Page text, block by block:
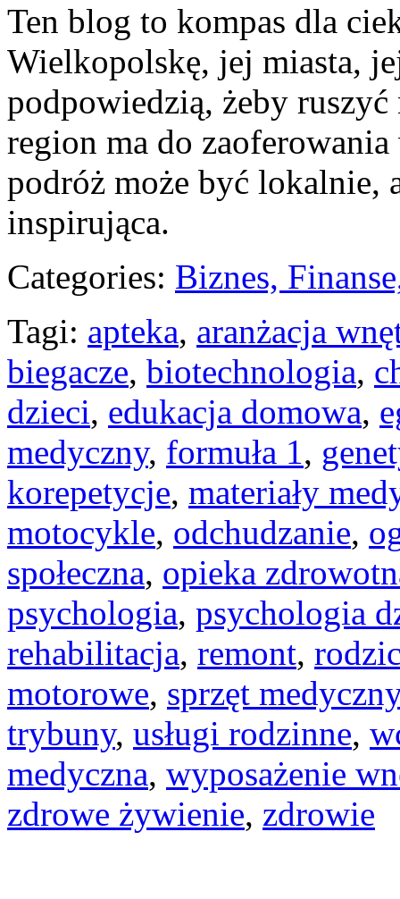
Ten blog to kompas dla
Wielkopolskę, jej miasta,
podpowiedzią, żeby
region ma do
podróż może być lokalnie,
inspirująca.
Categories: Biznes,
Tagi: apteka, aranżacja
biegacze, biotechnologia,
dzieci, edukacja domowa,
medyczny, formuła 1,
korepetycje, materiały
motocykle, odchudzanie,
społeczna, opieka
psychologia, psychologia
rehabilitacja, remont,
motorowe, sprzęt medyczny
trybuny, usługi rodzinne,
medyczna, wyposażenie
zdrowe żywienie, zdrowie